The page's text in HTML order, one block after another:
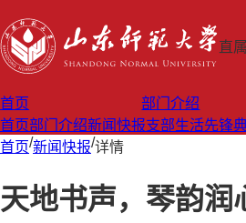
直
首页 部门介绍
首页部门介绍新闻快报支部生活先锋
首页/新闻快报/详情
天地书声，琴韵